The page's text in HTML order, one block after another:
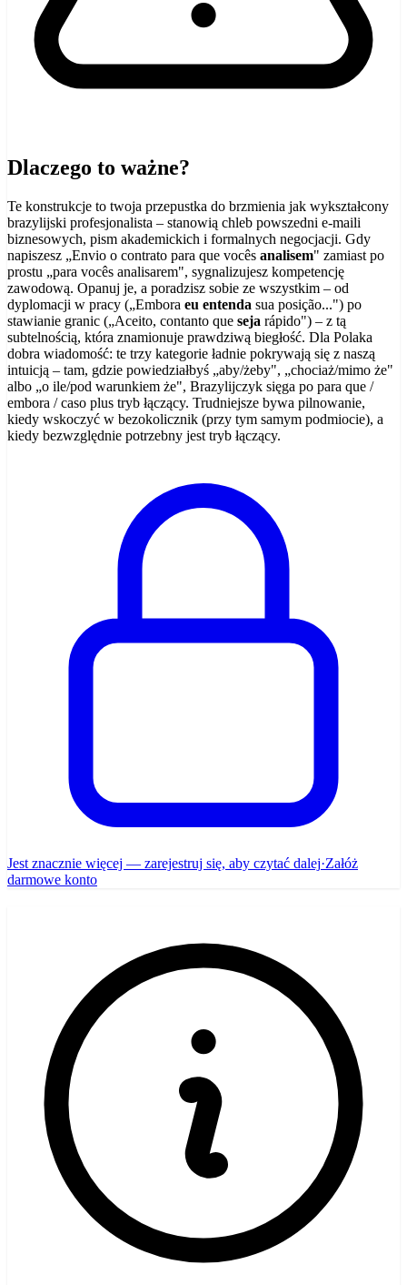
Dlaczego to ważne?
Te konstrukcje to twoja przepustka do brzmienia jak wykształcony
brazylijski profesjonalista – stanowią chleb powszedni e-maili
biznesowych, pism akademickich i formalnych negocjacji. Gdy
napiszesz „Envio o contrato para que vocês analisem" zamiast po
prostu „para vocês analisarem", sygnalizujesz kompetencję
zawodową. Opanuj je, a poradzisz sobie ze wszystkim – od
dyplomacji w pracy („Embora eu entenda sua posição...") po
stawianie granic („Aceito, contanto que seja rápido") – z tą
subtelnością, która znamionuje prawdziwą biegłość. Dla Polaka
dobra wiadomość: te trzy kategorie ładnie pokrywają się z naszą
intuicją – tam, gdzie powiedziałbyś „aby/żeby", „chociaż/mimo że"
albo „o ile/pod warunkiem że", Brazylijczyk sięga po para que /
embora / caso plus tryb łączący. Trudniejsze bywa pilnowanie,
kiedy wskoczyć w bezokolicznik (przy tym samym podmiocie), a
kiedy bezwzględnie potrzebny jest tryb łączący.
Jest znacznie więcej — zarejestruj się, aby czytać dalej·Załóż
darmowe konto